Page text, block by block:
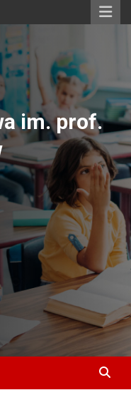
im. prof.